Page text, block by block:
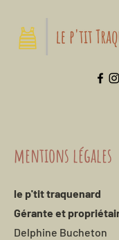
mentions légales
le p'tit traquenard
Gérante et
Delphine Bucheton